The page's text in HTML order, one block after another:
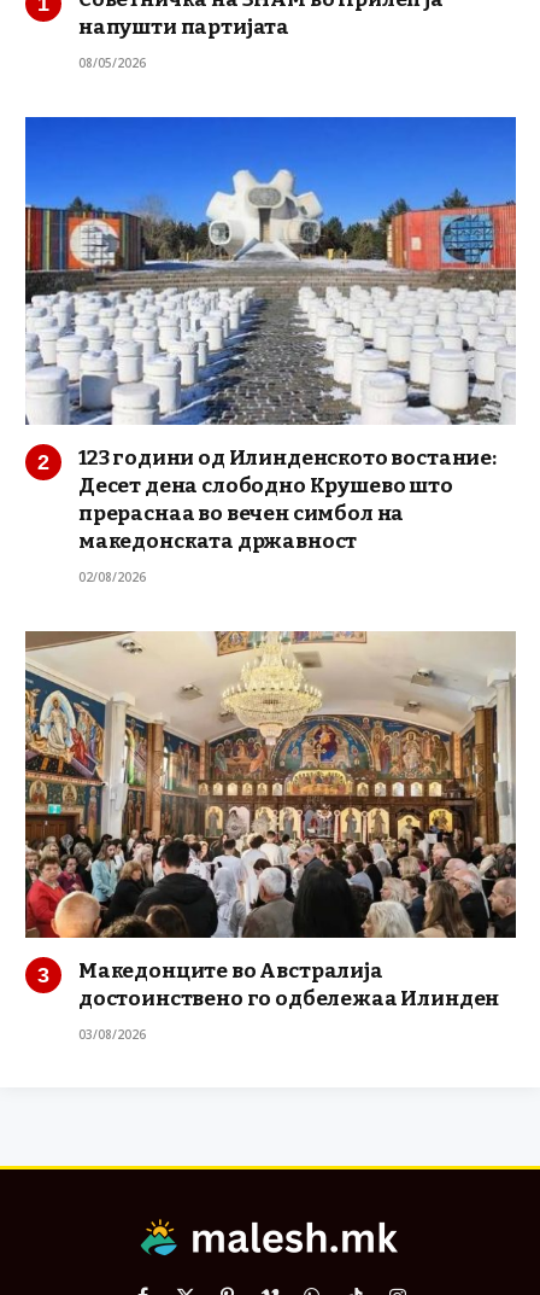
напушти партијата
08/05/2026
123 години од Илинденското востание:
Десет дена слободно Крушево што
прераснаа во вечен симбол на
македонската државност
02/08/2026
Македонците во Австралија
достоинствено го одбележаа Илинден
03/08/2026